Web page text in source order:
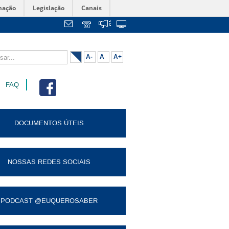
Legislação Canais
A- A A+
FAQ
DOCUMENTOS ÚTEIS
NOSSAS REDES SOCIAIS
PODCAST @EUQUEROSABER